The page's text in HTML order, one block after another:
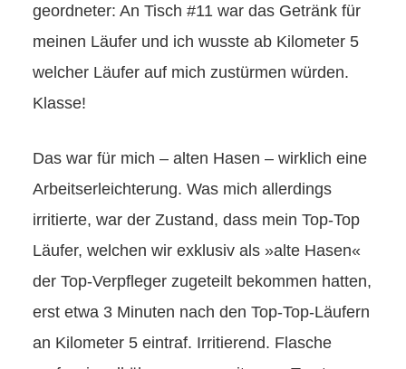
geordneter: An Tisch #11 war das Getränk für
meinen Läufer und ich wusste ab Kilometer 5
welcher Läufer auf mich zustürmen würden.
Klasse!
Das war für mich – alten Hasen – wirklich eine
Arbeitserleichterung. Was mich allerdings
irritierte, war der Zustand, dass mein Top-Top
Läufer, welchen wir exklusiv als »alte Hasen«
der Top-Verpfleger zugeteilt bekommen hatten,
erst etwa 3 Minuten nach den Top-Top-Läufern
an Kilometer 5 eintraf. Irritierend. Flasche